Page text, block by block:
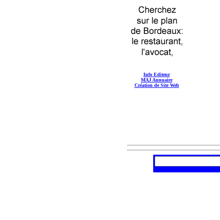
Info Editeur
MAJ Annuaire
Création de Site Web